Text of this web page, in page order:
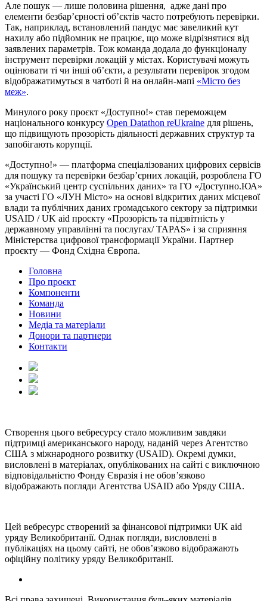
Але пошук — лише половина рішення, адже дані про
елементи безбарʼєрності обʼєктів часто потребують перевірки.
Так, наприклад, встановлений пандус має завеликий кут
нахилу або підйомник не працює, що може відрізнятися від
заявлених параметрів. Тож команда додала до функціоналу
інструмент перевірки локацій у містах. Користувачі можуть
оцінювати ті чи інші обʼєкти, а результати перевірок згодом
відображатимуться в чатботі й на онлайн-мапі «Місто без
меж».
Минулого року проєкт «Доступно!» став переможцем
національного конкурсу Open Datathon reUkraine для рішень,
що підвищують прозорість діяльності державних структур та
запобігають корупції.
«Доступно!» — платформа спеціалізованих цифрових сервісів
для пошуку та перевірки безбар’єрних локацій, розроблена ГО
«Український центр суспільних даних» та ГО «Доступно.ЮА»
за участі ГО «ЛУН Місто» на основі відкритих даних місцевої
влади та публічних даних громадського сектору за підтримки
USAID / UK aid проєкту «Прозорість та підзвітність у
державному управлінні та послугах/ TAPAS» і за сприяння
Міністерства цифрової трансформації України. Партнер
проєкту — Фонд Східна Європа.
Головна
Про проєкт
Компоненти
Команда
Новини
Медіа та матеріали
Донори та партнери
Контакти
Створення цього вебресурсу стало можливим завдяки
підтримці американського народу, наданій через Агентство
США з міжнародного розвитку (USAID). Окремі думки,
висловлені в матеріалах, опублікованих на сайті є виключною
відповідальністю Фонду Євразія і не обов’язково
відображають погляди Агентства USAID або Уряду США.
Цей вебресурс створений за фінансової підтримки UK aid
уряду Великобританії. Однак погляди, висловлені в
публікаціях на цьому сайті, не обов’язково відображають
офіційну політику уряду Великобританії.